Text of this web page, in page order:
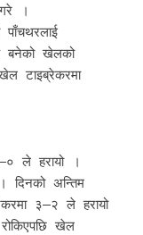
।
बनेको खेलको
खेल टाइब्रेकरमा
ले हरायो ।
दिनको अन्तिम
३–२ ले हरायो
रोकिएपछि खेल